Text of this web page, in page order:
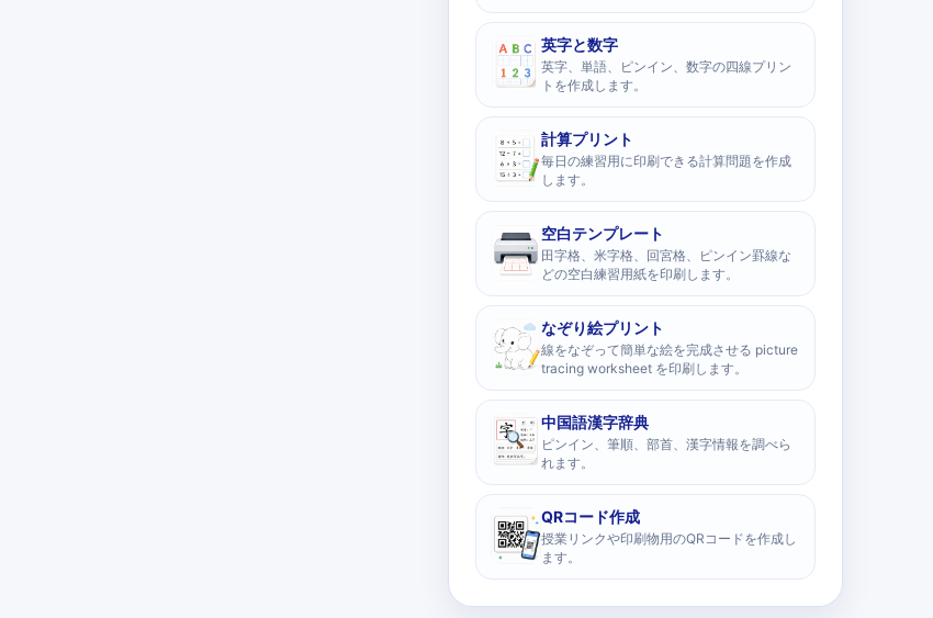
英字と数字
英字、単語、ピンイン、数字の四線プリン
トを作成します。
計算プリント
毎日の練習用に印刷できる計算問題を作成
します。
空白テンプレート
田字格、米字格、回宮格、ピンイン罫線な
どの空白練習用紙を印刷します。
なぞり絵プリント
線をなぞって簡単な絵を完成させる picture
tracing worksheet を印刷します。
中国語漢字辞典
ピンイン、筆順、部首、漢字情報を調べら
れます。
QRコード作成
授業リンクや印刷物用のQRコードを作成し
ます。